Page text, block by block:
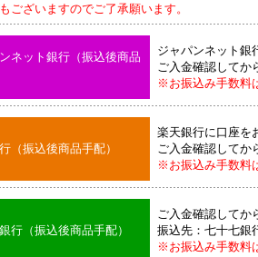
ざいますのでご了承願います。
ネット銀行（振込後商品
ジャパンネット銀
ご入金確認してか
※お振込み手数料
（振込後商品手配）
楽天銀行に口座を
ご入金確認してか
※お振込み手数料
行（振込後商品手配）
ご入金確認してか
振込先：七十七銀
※お振込み手数料